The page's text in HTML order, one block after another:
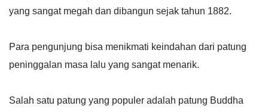
yang sangat megah dan dibangun sejak tahun 1882.
Para pengunjung bisa menikmati keindahan dari patung
peninggalan masa lalu yang sangat menarik.
Salah satu patung yang populer adalah patung Buddha